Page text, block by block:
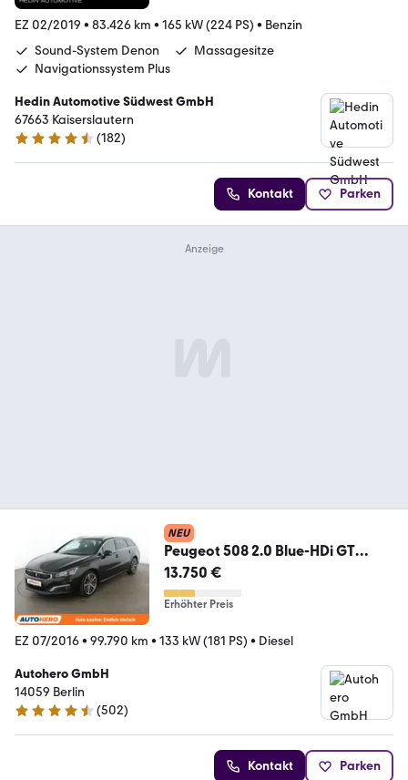
EZ 02/2019 • 83.426 km • 165 kW (224 PS) • Benzin
Sound-System Denon
Massagesitze
Navigationssystem Plus
Hedin Automotive Südwest GmbH
67663 Kaiserslautern
4.7 Sterne
(182)
Kontakt Parken
NEU
Peugeot 508 2.0 Blue-HDi GT
Aut.*NAV*HUD*TEMPO*CAM*PD
C*
13.750 €
Erhöhter Preis
EZ 07/2016• 99.790 km • 133 kW (181 PS) • Diesel
Autohero GmbH
14059 Berlin
4.5 Sterne
(502)
Kontakt Parken